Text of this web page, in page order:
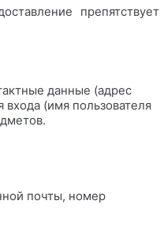
препятствует
данные (адрес
(имя пользователя
почты, номер